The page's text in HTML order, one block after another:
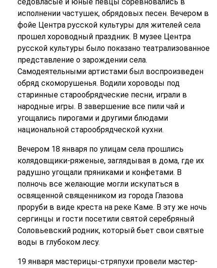
седовласые и юные певцы соревновались в
исполнении частушек, обрядовых песен. Вечером в
фойе Центра русской культуры для жителей села
прошел хороводный праздник. В музее Центра
русской культуры было показано театрализованное
представление о зарождении села.
Самодеятельными артистами был воспроизведен
обряд скоморушенья. Водили хороводы под
старинные старообрядческие песни, играли в
народные игры. В завершение все пили чай и
угощались пирогами и другими блюдами
национальной старообрядческой кухни.
Вечером 18 января по улицам села прошлись
колядовщики-ряженые, заглядывая в дома, где их
радушно угощали пряниками и конфетами. В
полночь все желающие могли искупаться в
освященной священником из города Глазова
проруби в виде креста на реке Каме. В эту же ночь
сергинцы и гости посетили святой серебряный
Соловьевский родник, который бьет свои святые
воды в глубоком лесу.
19 января мастерицы-стряпухи провели мастер-